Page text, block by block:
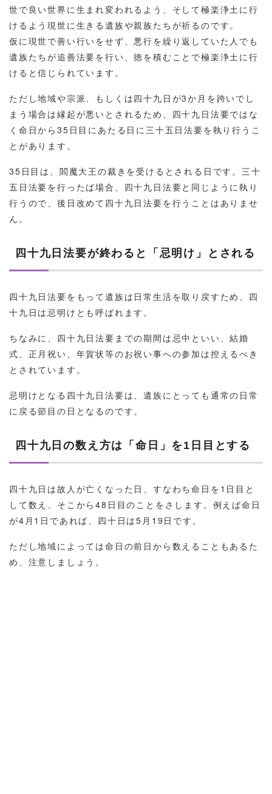
世で良い世界に生まれ変われるよう、そして極楽浄土に行
けるよう現世に生きる遺族や親族たちが祈るのです。
仮に現世で善い行いをせず、悪行を繰り返していた人でも
遺族たちが追善法要を行い、徳を積むことで極楽浄土に行
けると信じられています。
ただし地域や宗派、もしくは四十九日が3か月を跨いでし
まう場合は縁起が悪いとされるため、四十九日法要ではな
く命日から35日目にあたる日に三十五日法要を執り行うこ
とがあります。
35日目は、閻魔大王の裁きを受けるとされる日です。三十
五日法要を行ったば場合、四十九日法要と同じように執り
行うので、後日改めて四十九日法要を行うことはありませ
ん。
四十九日法要が終わると「忌明け」とされる
四十九日法要をもって遺族は日常生活を取り戻すため、四
十九日は忌明けとも呼ばれます。
ちなみに、四十九日法要までの期間は忌中といい、結婚
式、正月祝い、年賀状等のお祝い事への参加は控えるべき
とされています。
忌明けとなる四十九日法要は、遺族にとっても通常の日常
に戻る節目の日となるのです。
四十九日の数え方は「命日」を1日目とする
四十九日は故人が亡くなった日、すなわち命日を1日目と
して数え、そこから48日目のことをさします。例えば命日
が4月1日であれば、四十日は5月19日です。
ただし地域によっては命日の前日から数えることもあるた
め、注意しましょう。